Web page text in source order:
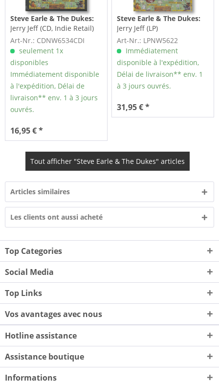
Steve Earle & The Dukes:
Jerry Jeff (CD, Indie Retail)
Art-Nr.: CDNW6534CDI
seulement 1x
disponibles
Immédiatement disponible
à l'expédition, Délai de
livraison** env. 1 à 3 jours
ouvrés.
16,95 € *
Steve Earle & The Dukes:
Jerry Jeff (LP)
Art-Nr.: LPNW5622
Immédiatement
disponible à l'expédition,
Délai de livraison** env. 1
à 3 jours ouvrés.
31,95 € *
Tout afficher "Steve Earle & The Dukes" articles
Articles similaires
Les clients ont aussi acheté
Top Categories
Social Media
Top Links
Vos avantages avec nous
Hotline assistance
Assistance boutique
Informations